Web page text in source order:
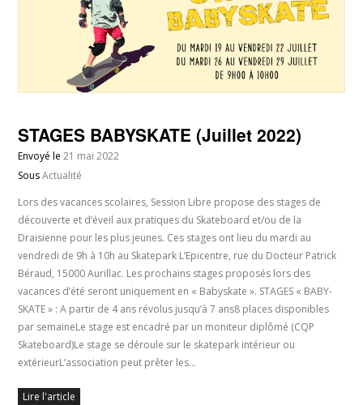
STAGES BABYSKATE (Juillet 2022)
Envoyé le21 mai 2022
SousActualité
Lors des vacances scolaires, Session Libre propose des stages de
découverte et d’éveil aux pratiques du Skateboard et/ou de la
Draisienne pour les plus jeunes. Ces stages ont lieu du mardi au
vendredi de 9h à 10h au Skatepark L’Epicentre, rue du Docteur Patrick
Béraud, 15000 Aurillac. Les prochains stages proposés lors des
vacances d’été seront uniquement en « Babyskate ». STAGES « BABY-
SKATE » : A partir de 4 ans révolus jusqu’à 7 ans8 places disponibles
par semaineLe stage est encadré par un moniteur diplômé (CQP
Skateboard)Le stage se déroule sur le skatepark intérieur ou
extérieurL’association peut prêter les…
Lire l'article